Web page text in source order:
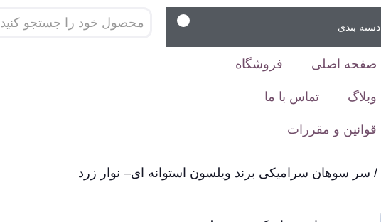
دسته بندی
صفحه اصلی فروشگاه
وبلاگ تماس با ما
قوانین و مقررات
/ سر سوهان سرامیکی برند ویلسون استوانه ای– نوار زرد